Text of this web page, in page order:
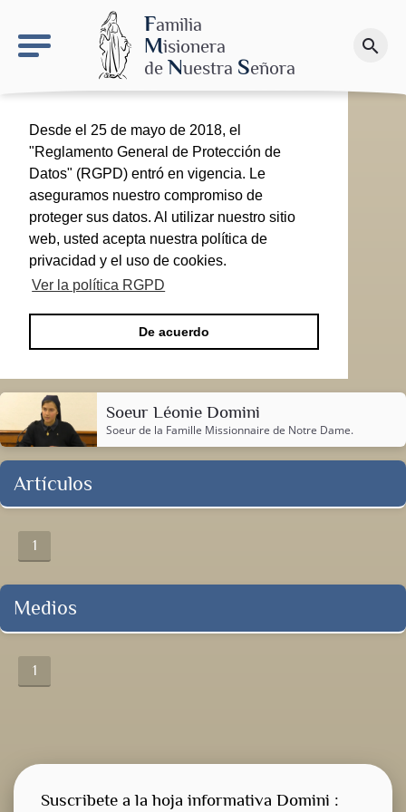
Familia
Misionera
de Nuestra Señora
search
El proyecto de Nuestra Señora de las Nieves
Haz una donación
Desde el 25 de mayo de 2018, el
"Reglamento General de Protección de
Datos" (RGPD) entró en vigencia. Le
aseguramos nuestro compromiso de
proteger sus datos. Al utilizar nuestro sitio
web, usted acepta nuestra política de
privacidad y el uso de cookies.
Ver la política RGPD
De acuerdo
Soeur Léonie Domini
Soeur de la Famille Missionnaire de Notre Dame.
Artículos
1
Medios
1
Suscribete a la hoja informativa Domini :